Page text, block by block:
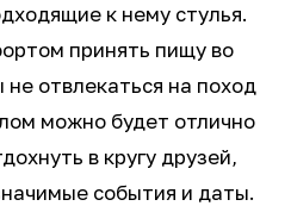
к нему стулья.
принять пищу во
отвлекаться на поход
можно будет отлично
в кругу друзей,
события и даты.